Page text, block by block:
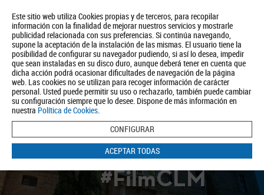
Este sitio web utiliza Cookies propias y de terceros, para recopilar
información con la finalidad de mejorar nuestros servicios y mostrarle
publicidad relacionada con sus preferencias. Si continúa navegando,
supone la aceptación de la instalación de las mismas. El usuario tiene la
posibilidad de configurar su navegador pudiendo, si así lo desea, impedir
que sean instaladas en su disco duro, aunque deberá tener en cuenta que
dicha acción podrá ocasionar dificultades de navegación de la página
web. Las cookies no se utilizan para recoger información de carácter
personal. Usted puede permitir su uso o rechazarlo, también puede cambiar
su configuración siempre que lo desee. Dispone de más información en
nuestra Política de Cookies.
CONFIGURAR
ACEPTAR TODAS
Quiénes somos Turismo Política de Privacidad Aviso Legal
Política de Cookies
BUSCAR
#FilmCLM